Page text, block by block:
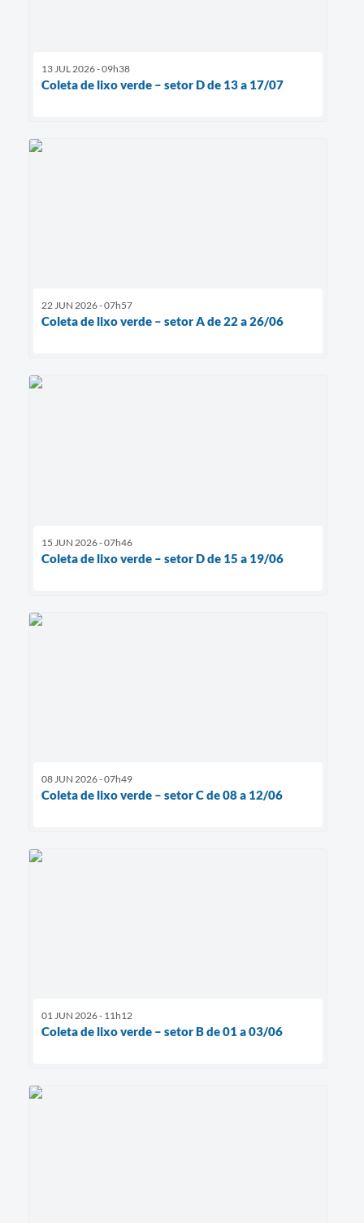
13 JUL 2026 - 09h38
Coleta de lixo verde – setor D de 13 a 17/07
22 JUN 2026 - 07h57
Coleta de lixo verde – setor A de 22 a 26/06
15 JUN 2026 - 07h46
Coleta de lixo verde – setor D de 15 a 19/06
08 JUN 2026 - 07h49
Coleta de lixo verde – setor C de 08 a 12/06
01 JUN 2026 - 11h12
Coleta de lixo verde – setor B de 01 a 03/06